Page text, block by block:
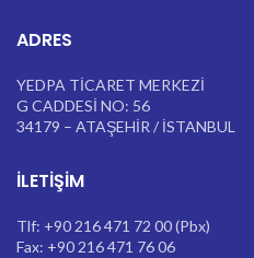
ADRES
YEDPA TİCARET MERKEZİ
G CADDESİ NO: 56
34179 – ATAŞEHİR / İSTANBUL
İLETIŞIM
Tlf: +90 216 471 72 00 (Pbx)
Fax: +90 216 471 76 06